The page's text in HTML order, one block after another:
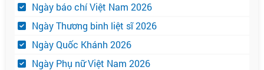
Ngày báo chí Việt Nam 2026
Ngày Thương binh liệt sĩ 2026
Ngày Quốc Khánh 2026
Ngày Phụ nữ Việt Nam 2026